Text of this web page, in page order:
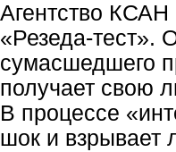
Агентство
«Резеда-тест».
сумасшедшего
получает свою
В процессе
шок и взрывает